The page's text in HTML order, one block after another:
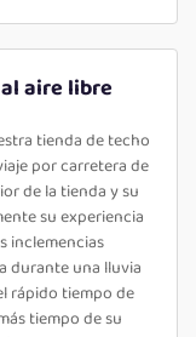
aire libre
tienda de techo
por carretera de
de la tienda y su
su experiencia
inclemencias
durante una lluvia
rápido tiempo de
tiempo de su